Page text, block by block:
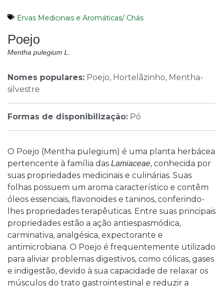
Ervas Medicinais e Aromáticas/ Chás
Poejo
Mentha pulegium L.
Nomes populares: Poejo, Hortelãzinho, Mentha-
silvestre
Formas de disponibilização: Pó
O Poejo (Mentha pulegium) é uma planta herbácea
pertencente à família das Lamiaceae, conhecida por
suas propriedades medicinais e culinárias. Suas
folhas possuem um aroma característico e contêm
óleos essenciais, flavonoides e taninos, conferindo-
lhes propriedades terapêuticas. Entre suas principais
propriedades estão a ação antiespasmódica,
carminativa, analgésica, expectorante e
antimicrobiana. O Poejo é frequentemente utilizado
para aliviar problemas digestivos, como cólicas, gases
e indigestão, devido à sua capacidade de relaxar os
músculos do trato gastrointestinal e reduzir a